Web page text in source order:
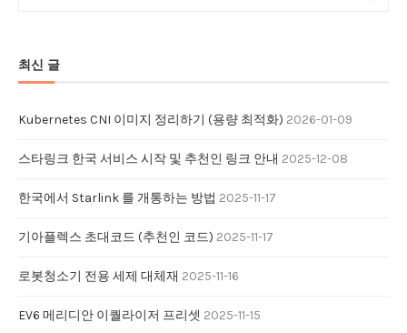
최신 글
Kubernetes CNI 이미지 정리하기 (용량 최적화) 2026-01-09
스타링크 한국 서비스 시작 및 추천인 링크 안내 2025-12-08
한국에서 Starlink 를 개통하는 방법 2025-11-17
기아플렉스 초대코드 (추천인 코드) 2025-11-17
로봇청소기 전용 세제 대체재 2025-11-16
EV6 메리디안 이퀄라이저 프리셋 2025-11-15